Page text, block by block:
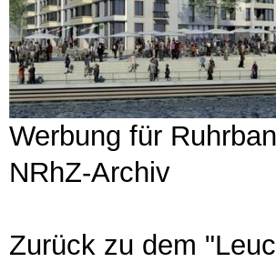
Werbung für
NRhZ-Archiv
Zurück zu dem